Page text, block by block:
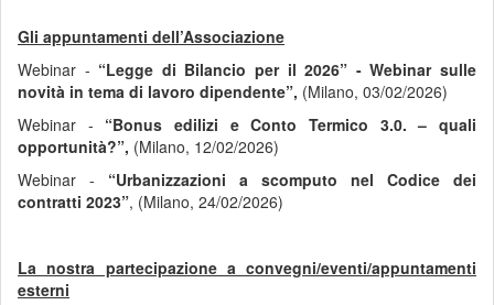
Gli appuntamenti dell’Associazione
Webinar - “Legge di Bilancio per il 2026” - Webinar sulle
novità in tema di lavoro dipendente”, (Milano, 03/02/2026)
Webinar - “Bonus edilizi e Conto Termico 3.0. – quali
opportunità?”, (Milano, 12/02/2026)
Webinar - “Urbanizzazioni a scomputo nel Codice dei
contratti 2023”, (Milano, 24/02/2026)
La nostra partecipazione a convegni/eventi/appuntamenti
esterni